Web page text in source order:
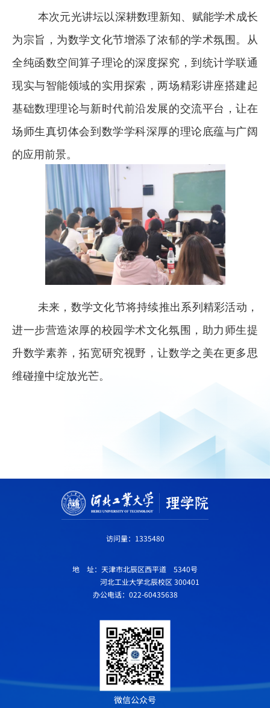
本次元光讲坛以深耕数理新知、赋能学术成长
为宗旨，为数学文化节增添了浓郁的学术氛围。从
全纯函数空间算子理论的深度探究，到统计学联通
现实与智能领域的实用探索，两场精彩讲座搭建起
基础数理理论与新时代前沿发展的交流平台，让在
场师生真切体会到数学学科深厚的理论底蕴与广阔
的应用前景。
未来，数学文化节将持续推出系列精彩活动，
进一步营造浓厚的校园学术文化氛围，助力师生提
升数学素养，拓宽研究视野，让数学之美在更多思
维碰撞中绽放光芒。
访问量： 1335480
地 址：天津市北辰区西平道 5340号
河北工业大学北辰校区 300401
办公电话：022-60435638
微信公众号